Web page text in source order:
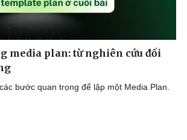
Blog
Tình yêu - Gia đình
media plan: từ nghiên cứu đối
bước quan trọng để lập một Media Plan.